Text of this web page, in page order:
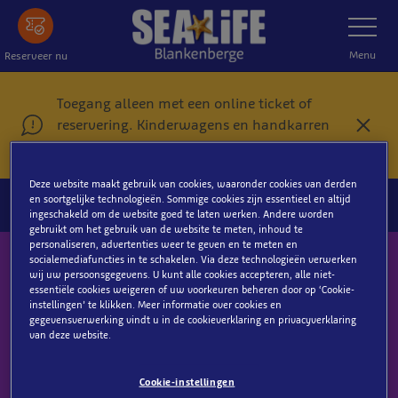
naar
de
hoofdinhoud
Reserveer nu
Toon
navigatie
Menu
Toegang alleen met een online ticket of
reservering. Kinderwagens en handkarren
zijn niet toegestaan.
S
l
Schrijf je hier in op onze nieuwsbrief!
E-mailadres
Deze website maakt gebruik van cookies, waaronder cookies van derden
en soortgelijke technologieën. Sommige cookies zijn essentieel en altijd
ingeschakeld om de website goed te laten werken. Andere worden
gebruikt om het gebruik van de website te meten, inhoud te
personaliseren, advertenties weer te geven en te meten en
socialemediafuncties in te schakelen. Via deze technologieën verwerken
wij uw persoonsgegevens. U kunt alle cookies accepteren, alle niet-
essentiële cookies weigeren of uw voorkeuren beheren door op ‘Cookie-
instellingen’ te klikken. Meer informatie over cookies en
gegevensverwerking vindt u in de cookieverklaring en privacyverklaring
van deze website.
Cookie-instellingen